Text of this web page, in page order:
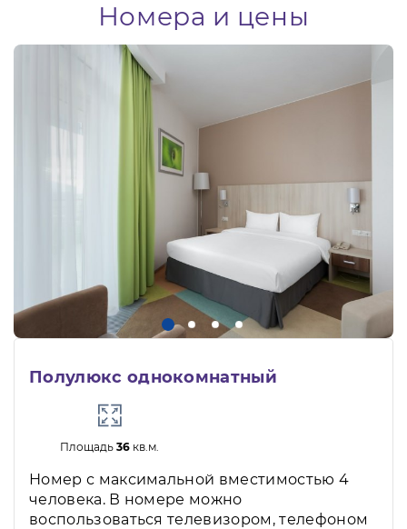
Номера и цены
Полулюкс однокомнатный
Площадь36 кв.м.
Номер с максимальной вместимостью 4
человека. В номере можно
воспользоваться телевизором, телефоном